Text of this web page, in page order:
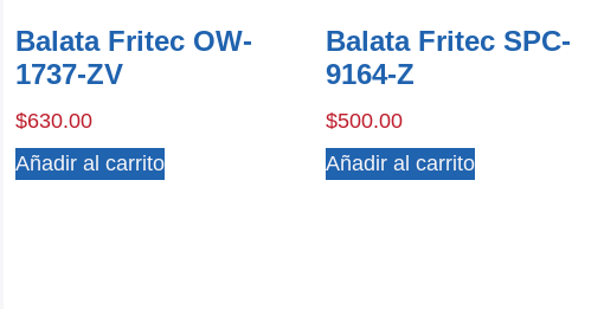
Balata Fritec OW-
1737-ZV
$630.00
Añadir al carrito
Balata Fritec SPC-
9164-Z
$500.00
Añadir al carrito